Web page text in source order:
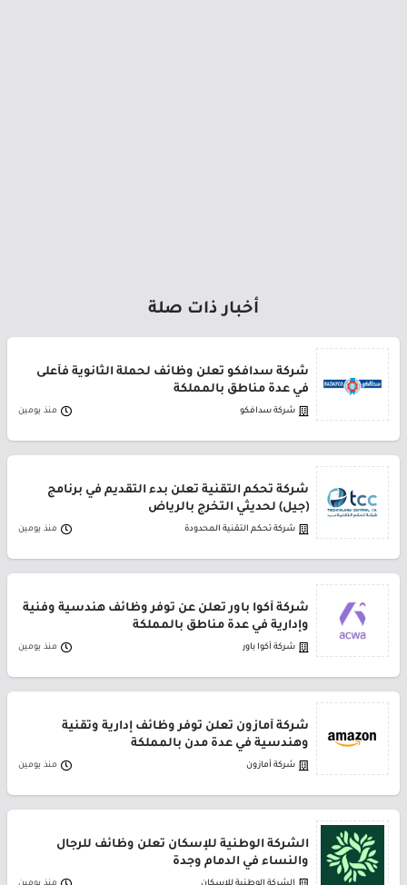
أخبار ذات صلة
شركة سدافكو تعلن وظائف لحملة الثانوية فأعلى
في عدة مناطق بالمملكة
شركة سدافكو منذ يومين
شركة تحكم التقنية تعلن بدء التقديم في برنامج
(جيل) لحديثي التخرج بالرياض
شركة تحكم التقنية المحدودة منذ يومين
شركة أكوا باور تعلن عن توفر وظائف هندسية وفنية
وإدارية في عدة مناطق بالمملكة
شركة أكوا باور منذ يومين
شركة أمازون تعلن توفر وظائف إدارية وتقنية
وهندسية في عدة مدن بالمملكة
شركة أمازون منذ يومين
الشركة الوطنية للإسكان تعلن وظائف للرجال
والنساء في الدمام وجدة